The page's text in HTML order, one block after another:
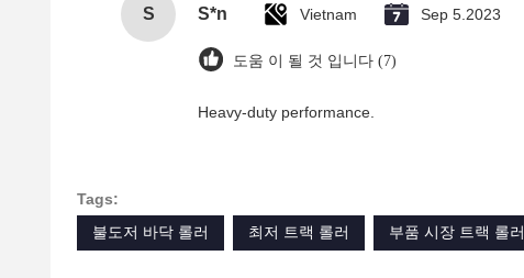
S S*n Vietnam Sep 5.2023
도움 이 될 것 입니다 (7)
Heavy-duty performance.
Tags:
불도저 바닥 롤러
최저 트랙 롤러 부품 시장 트랙 롤러